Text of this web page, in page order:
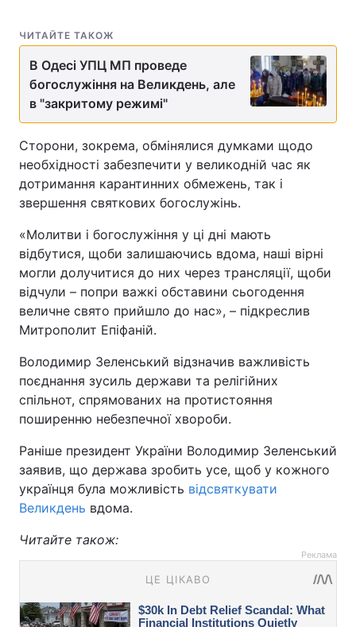
ЧИТАЙТЕ ТАКОЖ
В Одесі УПЦ МП проведе
богослужіння на Великдень, але
в "закритому режимі"
Сторони, зокрема, обмінялися думками щодо
необхідності забезпечити у великодній час як
дотримання карантинних обмежень, так і
звершення святкових богослужінь.
«Молитви і богослужіння у ці дні мають
відбутися, щоби залишаючись вдома, наші вірні
могли долучитися до них через трансляції, щоби
відчули – попри важкі обставини сьогодення
величне свято прийшло до нас», – підкреслив
Митрополит Епіфаній.
Володимир Зеленський відзначив важливість
поєднання зусиль держави та релігійних
спільнот, спрямованих на протистояння
поширенню небезпечної хвороби.
Раніше президент України Володимир Зеленський
заявив, що держава зробить усе, щоб у кожного
українця була можливість відсвяткувати
Великдень вдома.
Читайте також:
Реклама